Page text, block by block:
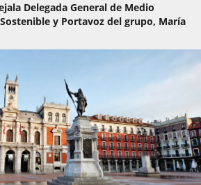
Delegada General de Medio
y Portavoz del grupo, María